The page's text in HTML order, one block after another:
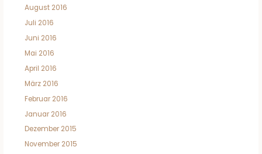
August 2016
Juli 2016
Juni 2016
Mai 2016
April 2016
März 2016
Februar 2016
Januar 2016
Dezember 2015
November 2015